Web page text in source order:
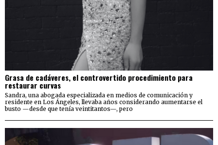
Grasa de cadáveres, el controvertido procedimiento para
restaurar curvas
Sandra, una abogada especializada en medios de comunicación y
residente en Los Ángeles, llevaba años considerando aumentarse el
busto —desde que tenía veintitantos—, pero